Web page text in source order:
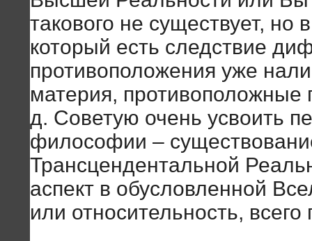
такового не существует,
который есть следствие
противоположения уже
материя, противоположные
д. Советую очень усвоить
философии –
Трансцендентальной
аспект в обусловленной
или относительность, всего